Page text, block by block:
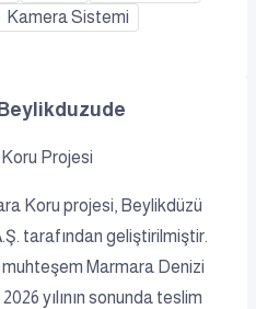
Kamera Sistemi
Projesi
Koru projesi, Beylikdüzü
tarafından geliştirilmiştir.
Marmara Denizi
yılının sonunda teslim